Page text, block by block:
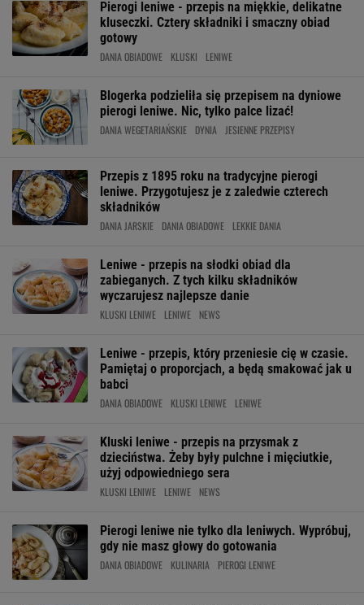
Pierogi leniwe - przepis na miękkie, delikatne
kluseczki. Cztery składniki i smaczny obiad
gotowy
DANIA OBIADOWE KLUSKI LENIWE
Blogerka podzieliła się przepisem na dyniowe
pierogi leniwe. Nic, tylko palce lizać!
DANIA WEGETARIAŃSKIE DYNIA JESIENNE PRZEPISY
Przepis z 1895 roku na tradycyjne pierogi
leniwe. Przygotujesz je z zaledwie czterech
składników
DANIA JARSKIE DANIA OBIADOWE LEKKIE DANIA
Leniwe - przepis na słodki obiad dla
zabieganych. Z tych kilku składników
wyczarujesz najlepsze danie
KLUSKI LENIWE LENIWE NEWS
Leniwe - przepis, który przeniesie cię w czasie.
Pamiętaj o proporcjach, a będą smakować jak u
babci
DANIA OBIADOWE KLUSKI LENIWE LENIWE
Kluski leniwe - przepis na przysmak z
dzieciństwa. Żeby były pulchne i mięciutkie,
użyj odpowiedniego sera
KLUSKI LENIWE LENIWE NEWS
Pierogi leniwe nie tylko dla leniwych. Wypróbuj,
gdy nie masz głowy do gotowania
DANIA OBIADOWE KULINARIA PIEROGI LENIWE